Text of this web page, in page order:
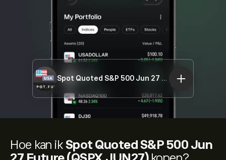
Spot Quoted S&P 500 Jun 27 Future (QSPX.JUN27)
Hoe kan ikSpot Quoted S&P 500 Jun